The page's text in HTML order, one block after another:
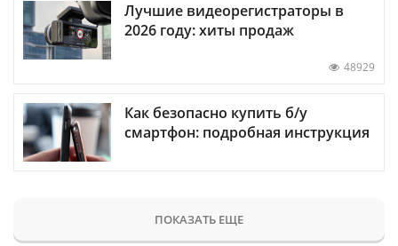
Лучшие видеорегистраторы в
2026 году: хиты продаж
48929
Как безопасно купить б/у
смартфон: подробная инструкция
ПОКАЗАТЬ ЕЩЕ